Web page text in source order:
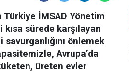
Türkiye İMSAD Yönetim
sürede karşılayan
önlemek
Avrupa’da
üreten evler